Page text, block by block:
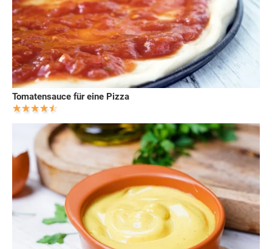
Tomatensauce für eine Pizza